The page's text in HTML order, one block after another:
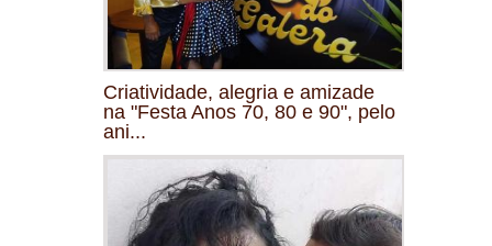
Criatividade, alegria e amizade
na "Festa Anos 70, 80 e 90", pelo
ani...